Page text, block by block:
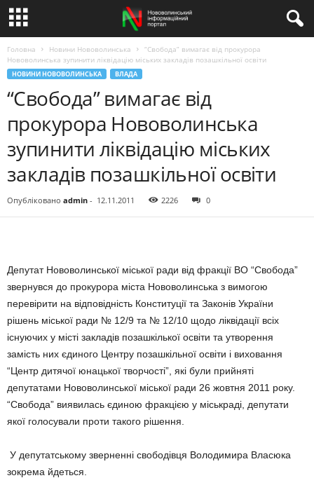
Головна Новини Нововолинська
“Свобода” вимагає від прокурора
Нововолинська зупинити ліквідацію міських закладів позашкільної освіти
НОВИНИ НОВОВОЛИНСЬКА ВЛАДА
“Свобода” вимагає від
прокурора Нововолинська
зупинити ліквідацію міських
закладів позашкільної освіти
Опубліковано admin - 12.11.2011 2226 0
Депутат Нововолинської міської ради від фракції ВО “Свобода”
звернувся до прокурора міста Нововолинська з вимогою
перевірити на відповідність Конституції та Законів України
рішень міської ради № 12/9 та № 12/10 щодо ліквідації всіх
існуючих у місті закладів позашкілької освіти та утворення
замість них єдиного Центру позашкільної освіти і виховання
“Центр дитячої юнацької творчості”, які були прийняті
депутатами Нововолинської міської ради 26 жовтня 2011 року.
“Свобода” виявилась єдиною фракцією у міськраді, депутати
якої голосували проти такого рішення.
У депутатському зверненні свободівця Володимира Власюка
зокрема йдеться.